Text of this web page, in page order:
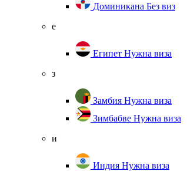
Доминикана Без виз
е
Египет Нужна виза
з
Замбия Нужна виза
Зимбабве Нужна виза
и
Индия Нужна виза